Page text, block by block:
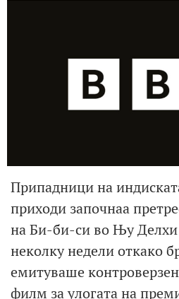
Припадници на
приходи започнаа
на Би-би-си во Њу
неколку недели откако
емитуваше
филм за улогата на